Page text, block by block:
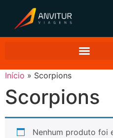
Início » Scorpions
Scorpions
Nenhum produto foi